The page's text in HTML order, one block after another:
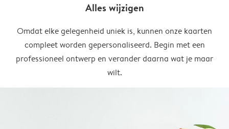
Alles wijzigen
Omdat elke gelegenheid uniek is, kunnen onze kaarten
compleet worden gepersonaliseerd. Begin met een
professioneel ontwerp en verander daarna wat je maar
wilt.